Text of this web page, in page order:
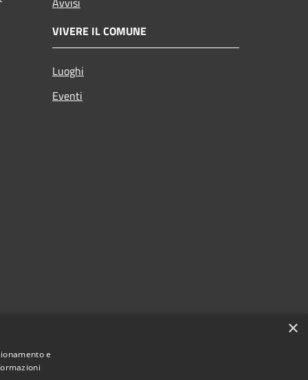
VIVERE IL COMUNE
Luoghi
Eventi
×
e